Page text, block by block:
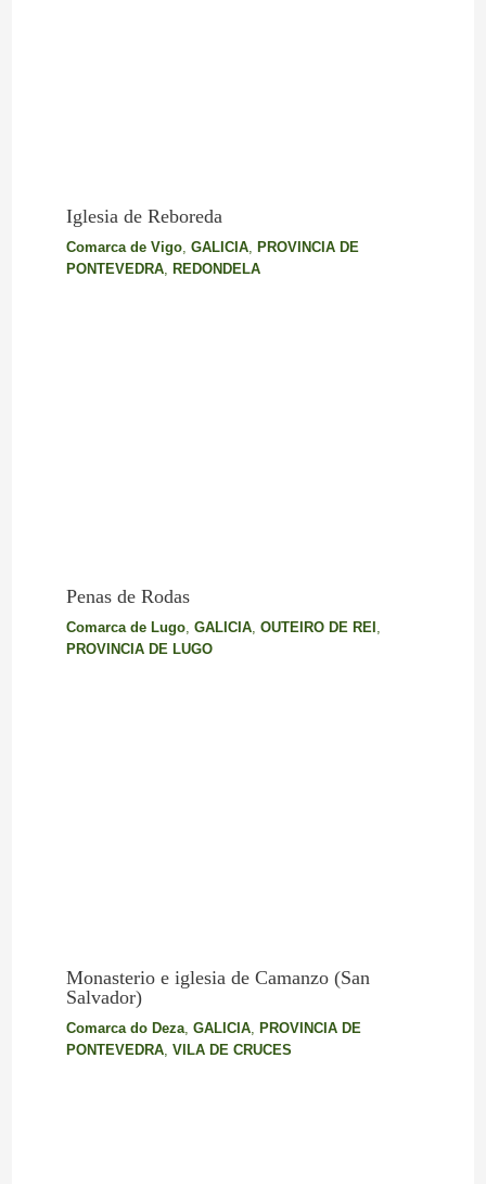
Iglesia de Reboreda
Comarca de Vigo, GALICIA,
PROVINCIA DE
PONTEVEDRA, REDONDELA
Penas de Rodas
Comarca de Lugo, GALICIA, OUTEIRO DE REI ,
PROVINCIA DE LUGO
Monasterio e iglesia de Camanzo (San
Salvador)
Comarca do Deza, GALICIA, PROVINCIA DE
PONTEVEDRA, VILA DE CRUCES